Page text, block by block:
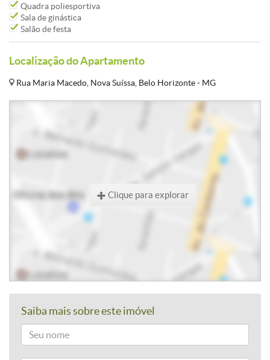
Quadra poliesportiva
Sala de ginástica
Salão de festa
Localização do Apartamento
Rua Maria Macedo, Nova Suíssa, Belo Horizonte - MG
Clique para explorar
Saiba mais sobre este imóvel